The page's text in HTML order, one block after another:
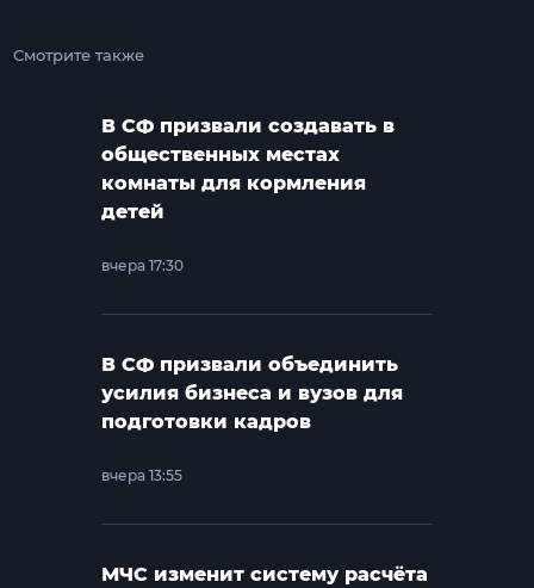
Смотрите также
В СФ призвали создавать в
общественных местах
комнаты для кормления
детей
вчера 17:30
В СФ призвали объединить
усилия бизнеса и вузов для
подготовки кадров
вчера 13:55
МЧС изменит систему расчёта